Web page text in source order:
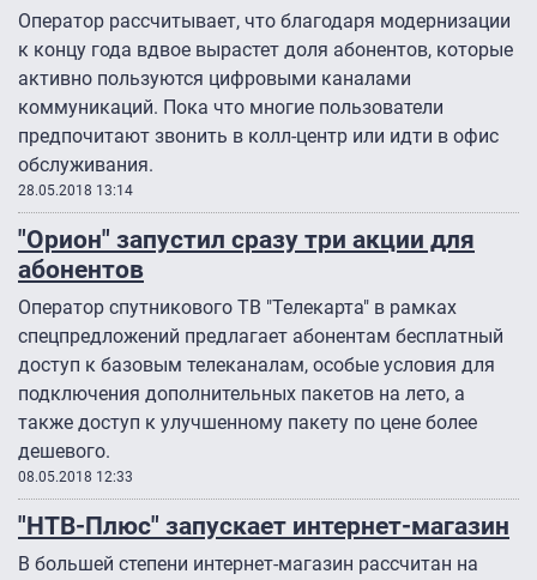
Оператор рассчитывает, что благодаря модернизации
к концу года вдвое вырастет доля абонентов, которые
активно пользуются цифровыми каналами
коммуникаций. Пока что многие пользователи
предпочитают звонить в колл-центр или идти в офис
обслуживания.
28.05.2018 13:14
"Орион" запустил сразу три акции для
абонентов
Оператор спутникового ТВ "Телекарта" в рамках
спецпредложений предлагает абонентам бесплатный
доступ к базовым телеканалам, особые условия для
подключения дополнительных пакетов на лето, а
также доступ к улучшенному пакету по цене более
дешевого.
08.05.2018 12:33
"НТВ-Плюс" запускает интернет-магазин
В большей степени интернет-магазин рассчитан на